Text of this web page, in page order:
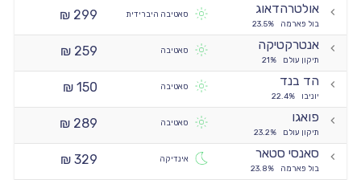
אולטרהדאוג
בול פארמה 23.5%
סאטיבה היברידית
299 ₪
אנטרקטיקה
תיקון עולם 21%
סאטיבה
259 ₪
הד בנד
יוניבו 22.4%
סאטיבה
150 ₪
פואגו
תיקון עולם 23.2%
סאטיבה
289 ₪
סאנסי סטאר
בול פארמה 23.8%
אינדיקה
329 ₪